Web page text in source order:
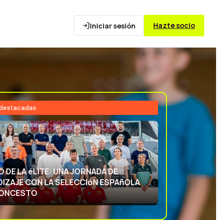
Iniciar sesión Hazte socio
DEPORTIVA: APRENDIENDO CON
ESPAñOLA DE BALONCESTO